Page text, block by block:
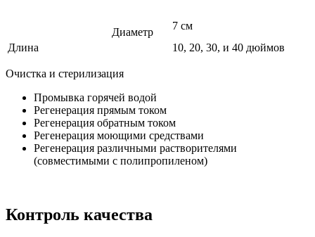
Диаметр
7 см
Длина
10, 20, 30, и 40 дюймов
Очистка и стерилизация
Промывка горячей водой
Регенерация прямым током
Регенерация обратным током
Регенерация моющими средствами
Регенерация различными растворителями
(совместимыми с полипропиленом)
Контроль качества